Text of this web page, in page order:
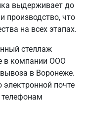
выдерживает до
производство, что
на всех этапах.
стеллаж
в компании ООО
в Воронеже.
почте
телефонам